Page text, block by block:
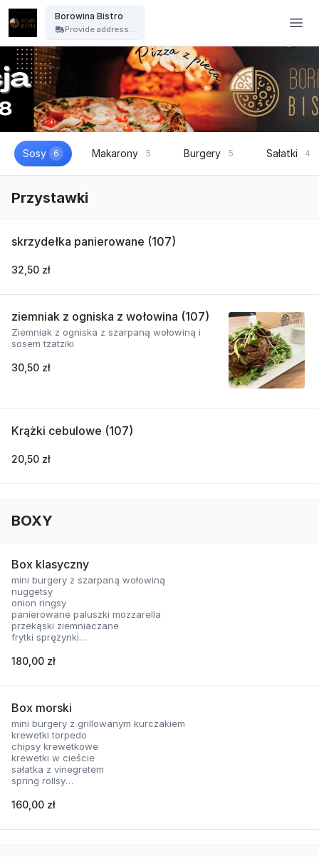
Borowina Bistro
Provide address...
Sosy 6 Makarony 5 Burgery 5 Sałatki 4
Przystawki
skrzydełka panierowane (107)
32,50 zł
ziemniak z ogniska z wołowina (107)
Ziemniak z ogniska z szarpaną wołowiną i
sosem tzatziki
30,50 zł
Krążki cebulowe (107)
20,50 zł
BOXY
Box klasyczny
mini burgery z szarpaną wołowiną
nuggetsy
onion ringsy
panierowane paluszki mozzarella
przekąski ziemniaczane
frytki sprężynki
skrzydełka panierowane
180,00 zł
Box morski
mini burgery z grillowanym kurczakiem
krewetki torpedo
chipsy krewetkowe
krewetki w cieście
sałatka z vinegretem
spring rollsy
160,00 zł